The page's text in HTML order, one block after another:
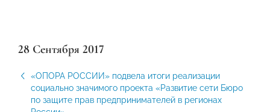
28 Сентября 2017
«ОПОРА РОССИИ» подвела итоги реализации
социально значимого проекта «Развитие сети Бюро
по защите прав предпринимателей в регионах